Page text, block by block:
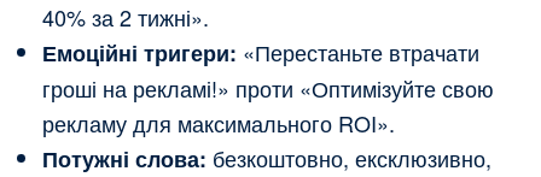
40% за 2 тижні».
Емоційні тригери: «Перестаньте втрачати
гроші на рекламі!» проти «Оптимізуйте свою
рекламу для максимального ROI».
Потужні слова: безкоштовно, ексклюзивно,